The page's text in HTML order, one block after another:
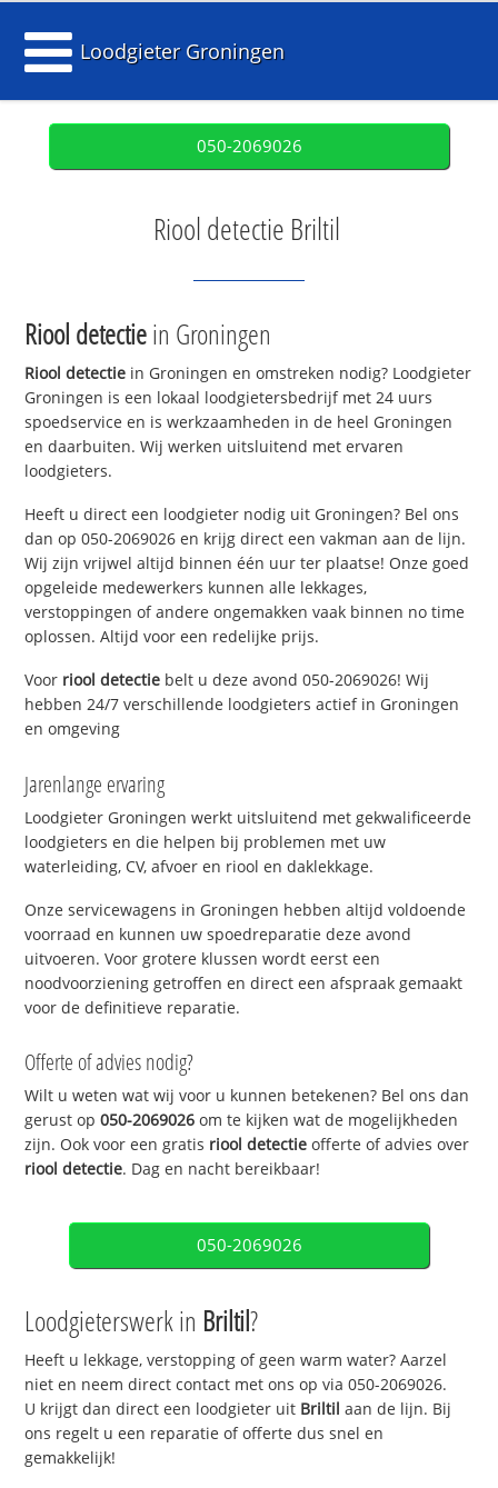
Loodgieter Groningen
050-2069026
Riool detectie Briltil
Riool detectiein Groningen
Riool detectie in Groningen en omstreken nodig? Loodgieter
Groningen is een lokaal loodgietersbedrijf met 24 uurs
spoedservice en is werkzaamheden in de heel Groningen
en daarbuiten. Wij werken uitsluitend met ervaren
loodgieters.
Heeft u direct een loodgieter nodig uit Groningen? Bel ons
dan op 050-2069026 en krijg direct een vakman aan de lijn.
Wij zijn vrijwel altijd binnen één uur ter plaatse! Onze goed
opgeleide medewerkers kunnen alle lekkages,
verstoppingen of andere ongemakken vaak binnen no time
oplossen. Altijd voor een redelijke prijs.
Voor riool detectie belt u deze avond 050-2069026! Wij
hebben 24/7 verschillende loodgieters actief in Groningen
en omgeving
Jarenlange ervaring
Loodgieter Groningen werkt uitsluitend met gekwalificeerde
loodgieters en die helpen bij problemen met uw
waterleiding, CV, afvoer en riool en daklekkage.
Onze servicewagens in Groningen hebben altijd voldoende
voorraad en kunnen uw spoedreparatie deze avond
uitvoeren. Voor grotere klussen wordt eerst een
noodvoorziening getroffen en direct een afspraak gemaakt
voor de definitieve reparatie.
Offerte of advies nodig?
Wilt u weten wat wij voor u kunnen betekenen? Bel ons dan
gerust op050-2069026 om te kijken wat de mogelijkheden
zijn. Ook voor een gratis riool detectie offerte of advies over
riool detectie. Dag en nacht bereikbaar!
050-2069026
Loodgieterswerk in Briltil?
Heeft u lekkage, verstopping of geen warm water? Aarzel
niet en neem direct contact met ons op via 050-2069026.
U krijgt dan direct een loodgieter uit Briltil aan de lijn. Bij
ons regelt u een reparatie of offerte dus snel en
gemakkelijk!